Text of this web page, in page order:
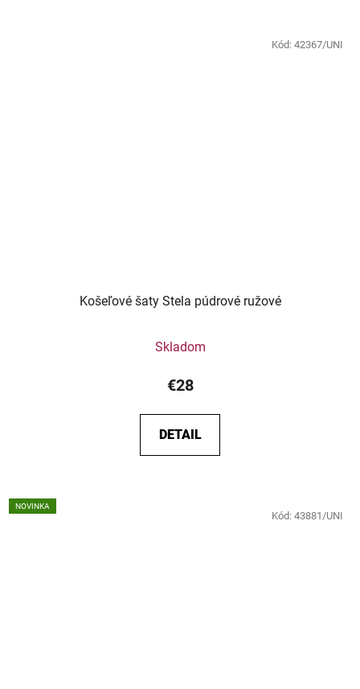
Košeľové šaty Stela púdrové ružové
Skladom
€28
DETAIL
Kód: 42367/UNI
NOVINKA
Kód: 43881/UNI